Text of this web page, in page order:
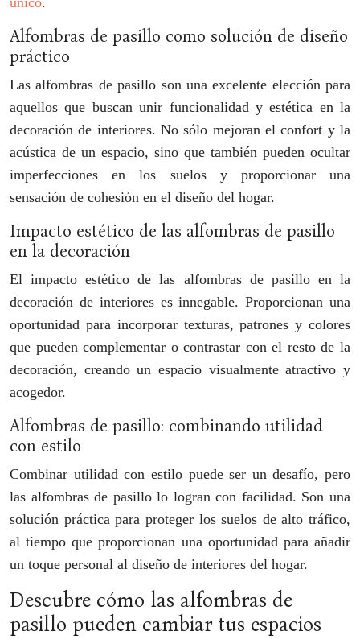
Alfombras de pasillo como solución de diseño
práctico
Las alfombras de pasillo son una excelente elección para
aquellos que buscan unir funcionalidad y estética en la
decoración de interiores. No sólo mejoran el confort y la
acústica de un espacio, sino que también pueden ocultar
imperfecciones en los suelos y proporcionar una
sensación de cohesión en el diseño del hogar.
Impacto estético de las alfombras de pasillo
en la decoración
El impacto estético de las alfombras de pasillo en la
decoración de interiores es innegable. Proporcionan una
oportunidad para incorporar texturas, patrones y colores
que pueden complementar o contrastar con el resto de la
decoración, creando un espacio visualmente atractivo y
acogedor.
Alfombras de pasillo: combinando utilidad
con estilo
Combinar utilidad con estilo puede ser un desafío, pero
las alfombras de pasillo lo logran con facilidad. Son una
solución práctica para proteger los suelos de alto tráfico,
al tiempo que proporcionan una oportunidad para añadir
un toque personal al diseño de interiores del hogar.
Descubre cómo las alfombras de
pasillo pueden cambiar tus espacios